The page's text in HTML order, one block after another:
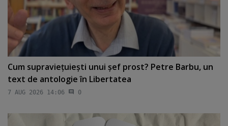
Cum supravieţuieşti unui şef prost? Petre Barbu, un
text de antologie în Libertatea
7 AUG 2026 14:06 0